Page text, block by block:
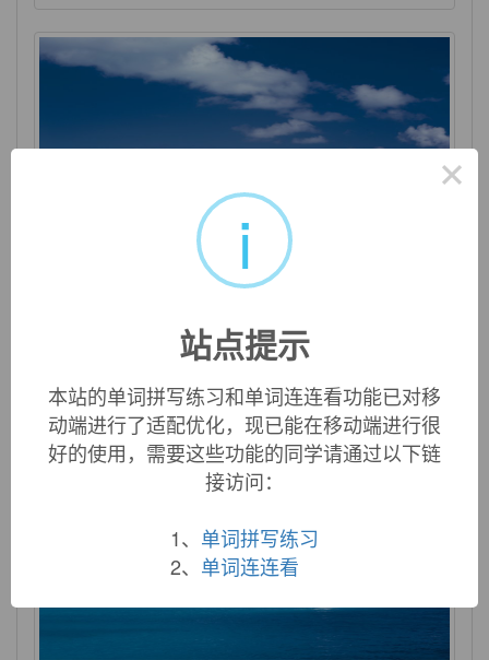
×
i
站点提示
本站的单词拼写练习和单词连连看功能已对移
动端进行了适配优化，现已能在移动端进行很
好的使用，需要这些功能的同学请通过以下链
接访问：
1、 单词拼写练习
2、 单词连连看